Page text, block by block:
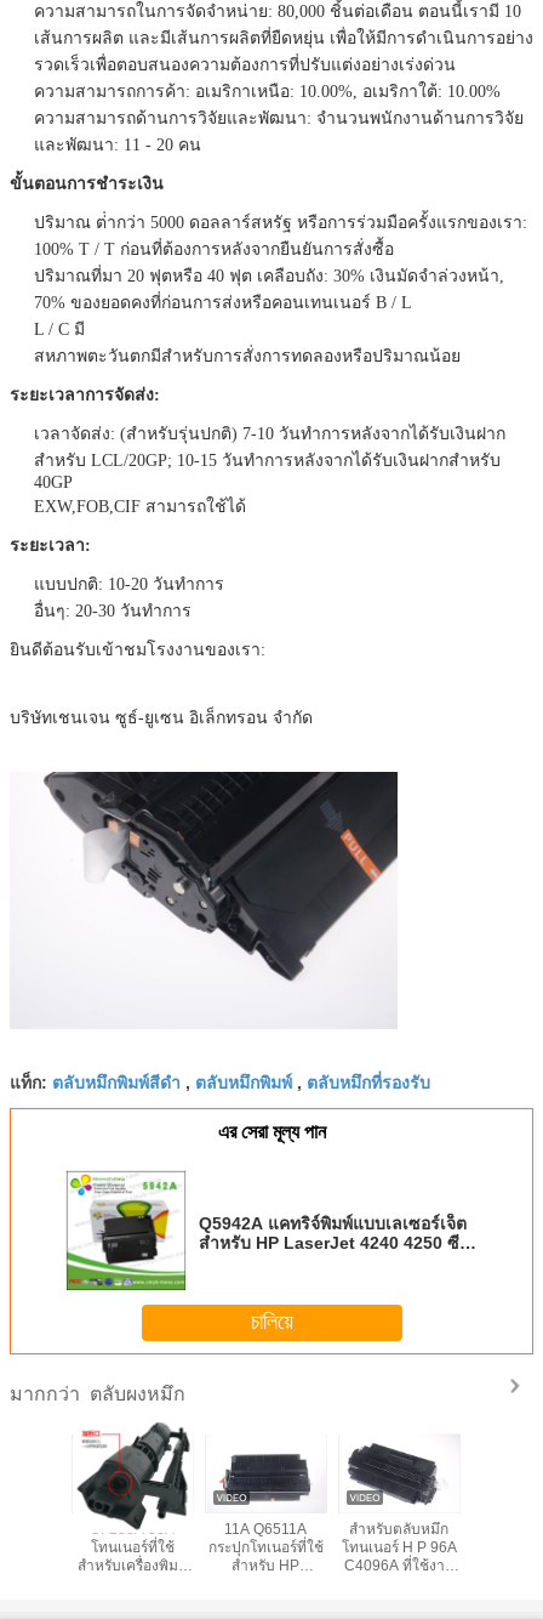
ความสามารถในการจัดจําหน่าย: 80,000 ชิ้นต่อเดือน ตอนนี้เรามี 10
เส้นการผลิต และมีเส้นการผลิตที่ยืดหยุ่น เพื่อให้มีการดําเนินการอย่าง
รวดเร็วเพื่อตอบสนองความต้องการที่ปรับแต่งอย่างเร่งด่วน
ความสามารถการค้า: อเมริกาเหนือ: 10.00%, อเมริกาใต้: 10.00%
ความสามารถด้านการวิจัยและพัฒนา: จํานวนพนักงานด้านการวิจัย
และพัฒนา: 11 - 20 คน
ขั้นตอนการชําระเงิน
ปริมาณ ต่ํากว่า 5000 ดอลลาร์สหรัฐ หรือการร่วมมือครั้งแรกของเรา:
100% T / T ก่อนที่ต้องการหลังจากยืนยันการสั่งซื้อ
ปริมาณที่มา 20 ฟุตหรือ 40 ฟุต เคลือบถัง: 30% เงินมัดจําล่วงหน้า,
70% ของยอดคงที่ก่อนการส่งหรือคอนเทนเนอร์ B / L
L / C มี
สหภาพตะวันตกมีสําหรับการสั่งการทดลองหรือปริมาณน้อย
ระยะเวลาการจัดส่ง:
เวลาจัดส่ง: (สําหรับรุ่นปกติ) 7-10 วันทําการหลังจากได้รับเงินฝาก
สําหรับ LCL/20GP; 10-15 วันทําการหลังจากได้รับเงินฝากสําหรับ
40GP
EXW,FOB,CIF สามารถใช้ได้
ระยะเวลา:
แบบปกติ: 10-20 วันทําการ
อื่นๆ: 20-30 วันทําการ
ยินดีต้อนรับเข้าชมโรงงานของเรา:
บริษัทเชนเจน ซูธ์-ยูเซน อิเล็กทรอน จํากัด
แท็ก: ตลับหมึกพิมพ์สีดำ , ตลับหมึกพิมพ์ , ตลับหมึกที่รองรับ
এর সেরা মূল্য পান
Q5942A แคทริจ์พิมพ์แบบเลเซอร์เจ็ต
สําหรับ HP LaserJet 4240 4250 ซีรี่
চালিয়ে
มากกว่า ตลับผงหมึก
CF233A 33A
โทนเนอร์ที่ใช้
สำหรับเครื่องพิมพ์
11A Q6511A
กระปุกโทเนอร์ที่ใช้
สําหรับ HP
สำหรับตลับหมึก
โทนเนอร์ H P 96A
C4096A ที่ใช้งาน